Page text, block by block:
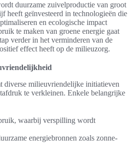
duurzame zuivelproductie van groot
heeft geïnvesteerd in technologieën die
en ecologische impact
te maken van groene energie gaat
verder in het verminderen van de
effect heeft op de milieuzorg.
diverse milieuvriendelijke initiatieven
te verkleinen. Enkele belangrijke
waarbij verspilling wordt
energiebronnen zoals zonne-